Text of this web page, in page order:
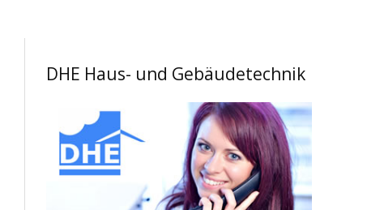
DHE Haus- und Gebäudetechnik